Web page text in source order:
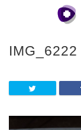
IMG_6222